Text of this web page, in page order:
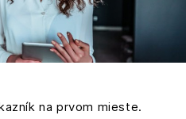
na prvom mieste.